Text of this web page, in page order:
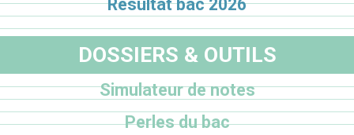
Résultat bac 2026
DOSSIERS & OUTILS
Simulateur de notes
Perles du bac